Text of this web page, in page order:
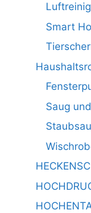
Smart
Saug